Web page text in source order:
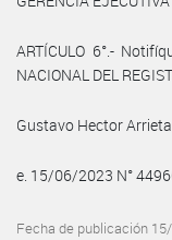
ARTÍCULO 6°.-
NACIONAL DEL
Gustavo Hector Arrieta
e. 15/06/2023 N°
Fecha de publicación